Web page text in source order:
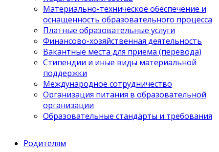
Материально-техническое обеспечение и
оснащенность образовательного процесса
Платные образовательные услуги
Финансово-хозяйственная деятельность
Вакантные места для приёма (перевода)
Стипендии и иные виды материальной
поддержки
Международное сотрудничество
Организация питания в образовательной
организации
Образовательные стандарты и требования
Родителям